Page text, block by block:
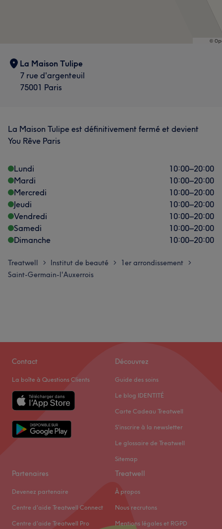
La Maison Tulipe
7 rue d'argenteuil
75001 Paris
La Maison Tulipe est définitivement fermé et devient
You Rêve Paris
Lundi 10:00–20:00
Mardi
10:00–20:00
Mercredi
10:00–20:00
Jeudi
10:00–20:00
Vendredi
10:00–20:00
Samedi
10:00–20:00
Dimanche
10:00–20:00
Treatwell > Institut de beauté > 1er arrondissement >
Saint-Germain-l'Auxerrois
Contact
La boîte à Questions Clients
Découvrez
Guide des soins
Le blog IDENTITÉ
Carte Cadeau Treatwell
S'inscrire à la newsletter
Le glossaire de Treatwell
Sitemap
Partenaires
Devenez partenaire
Centre d'aide Treatwell Connect
Centre d'aide Treatwell Pro
Treatwell
À propos
Nous recrutons
Mentions légales et RGPD